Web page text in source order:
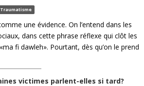
Traumatisme
une évidence. On l’entend dans les
dans cette phrase réflexe qui clôt les
fi dawleh». Pourtant, dès qu’on le prend
victimes parlent-elles si tard?